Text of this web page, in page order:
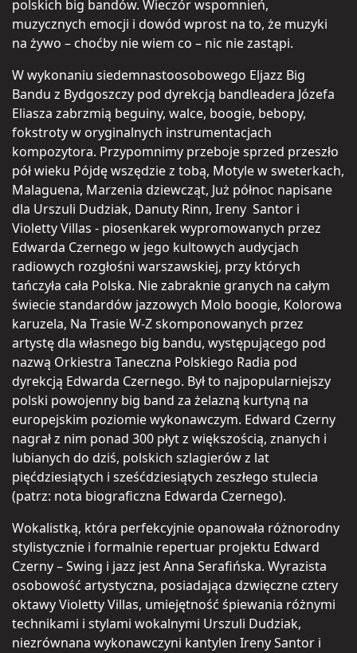
polskich big bandów. Wieczór wspomnień,
muzycznych emocji i dowód wprost na to, że muzyki
na żywo – choćby nie wiem co – nic nie zastąpi.
W wykonaniu siedemnastoosobowego Eljazz Big
Bandu z Bydgoszczy pod dyrekcją bandleadera Józefa
Eliasza zabrzmią beguiny, walce, boogie, bebopy,
fokstroty w oryginalnych instrumentacjach
kompozytora. Przypomnimy przeboje sprzed przeszło
pół wieku Pójdę wszędzie z tobą, Motyle w sweterkach,
Malaguena, Marzenia dziewcząt, Już północ napisane
dla Urszuli Dudziak, Danuty Rinn, Ireny Santor i
Violetty Villas - piosenkarek wypromowanych przez
Edwarda Czernego w jego kultowych audycjach
radiowych rozgłośni warszawskiej, przy których
tańczyła cała Polska. Nie zabraknie granych na całym
świecie standardów jazzowych Molo boogie, Kolorowa
karuzela, Na Trasie W-Z skomponowanych przez
artystę dla własnego big bandu, występującego pod
nazwą Orkiestra Taneczna Polskiego Radia pod
dyrekcją Edwarda Czernego. Był to najpopularniejszy
polski powojenny big band za żelazną kurtyną na
europejskim poziomie wykonawczym. Edward Czerny
nagrał z nim ponad 300 płyt z większością, znanych i
lubianych do dziś, polskich szlagierów z lat
pięćdziesiątych i sześćdziesiątych zeszłego stulecia
(patrz: nota biograficzna Edwarda Czernego).
Wokalistką, która perfekcyjnie opanowała różnorodny
stylistycznie i formalnie repertuar projektu Edward
Czerny – Swing i jazz jest Anna Serafińska. Wyrazista
osobowość artystyczna, posiadająca dzwięczne cztery
oktawy Violetty Villas, umiejętność śpiewania różnymi
technikami i stylami wokalnymi Urszuli Dudziak,
niezrównana wykonawczyni kantylen Ireny Santor i